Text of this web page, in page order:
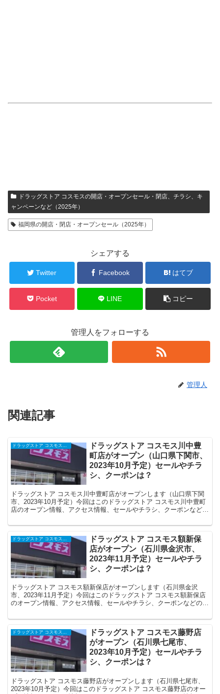
ドラッグストア コスモスの開店・オープンセール・閉店、チラシ、キ
ャンペーンなど（2025年）
福岡県の開店・閉店・オープンセール（2025年）
シェアする
Twitter Facebook はてブ
Pocket LINE コピー
管理人をフォローする
管理人
関連記事
ドラッグストア コスモス川中豊
町店がオープン（山口県下関市、
2023年10月予定）セールやチラ
シ、クーポンは？
ドラッグストア コスモス川中豊町店がオープンします（山口県下関
市、2023年10月予定）今回はこのドラッグストア コスモス川中豊町
店のオープン情報、アクセス情報、セールやチラシ、クーポンなどの
ドラッグストア コスモス額新保
店がオープン（石川県金沢市、
2023年11月予定）セールやチラ
シ、クーポンは？
ドラッグストア コスモス額新保店がオープンします（石川県金沢
市、2023年11月予定）今回はこのドラッグストア コスモス額新保店
のオープン情報、アクセス情報、セールやチラシ、クーポンなどの情
ドラッグストア コスモスの開店・オープンセール・閉店、チラシ、キャンペーンなど（2025年）
ドラッグストア コスモス藤野店
がオープン（石川県七尾市、
2023年10月予定）セールやチラ
シ、クーポンは？
ドラッグストア コスモス藤野店がオープンします（石川県七尾市、
2023年10月予定）今回はこのドラッグストア コスモス藤野店のオー